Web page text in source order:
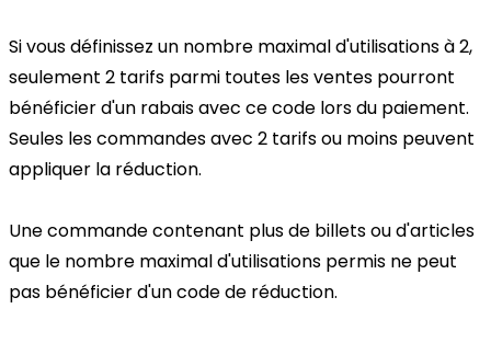
Si vous définissez un nombre maximal d'utilisations à 2,
seulement 2 tarifs parmi toutes les ventes pourront
bénéficier d'un rabais avec ce code lors du paiement.
Seules les commandes avec 2 tarifs ou moins peuvent
appliquer la réduction.
Une commande contenant plus de billets ou d'articles
que le nombre maximal d'utilisations permis ne peut
pas bénéficier d'un code de réduction.